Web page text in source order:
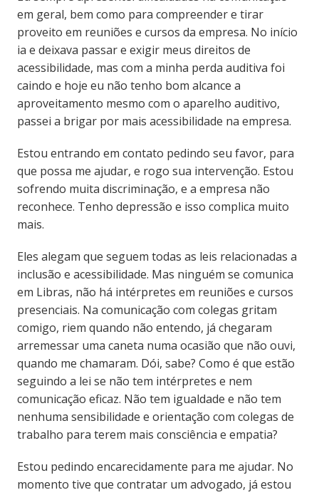
em geral, bem como para compreender e tirar
proveito em reuniões e cursos da empresa. No início
ia e deixava passar e exigir meus direitos de
acessibilidade, mas com a minha perda auditiva foi
caindo e hoje eu não tenho bom alcance a
aproveitamento mesmo com o aparelho auditivo,
passei a brigar por mais acessibilidade na empresa.
Estou entrando em contato pedindo seu favor, para
que possa me ajudar, e rogo sua intervenção. Estou
sofrendo muita discriminação, e a empresa não
reconhece. Tenho depressão e isso complica muito
mais.
Eles alegam que seguem todas as leis relacionadas a
inclusão e acessibilidade. Mas ninguém se comunica
em Libras, não há intérpretes em reuniões e cursos
presenciais. Na comunicação com colegas gritam
comigo, riem quando não entendo, já chegaram
arremessar uma caneta numa ocasião que não ouvi,
quando me chamaram. Dói, sabe? Como é que estão
seguindo a lei se não tem intérpretes e nem
comunicação eficaz. Não tem igualdade e não tem
nenhuma sensibilidade e orientação com colegas de
trabalho para terem mais consciência e empatia?
Estou pedindo encarecidamente para me ajudar. No
momento tive que contratar um advogado, já estou